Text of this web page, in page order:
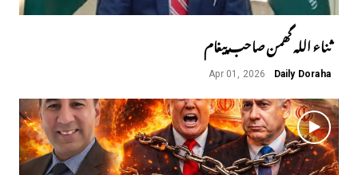
ثناء اللہ گھمن صاحب پیغام
Daily Doraha
Apr 01, 2026